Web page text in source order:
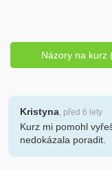
Názory na kurz
Kristyna, před 6 lety
Kurz mi pomohl
nedokázala poradit.